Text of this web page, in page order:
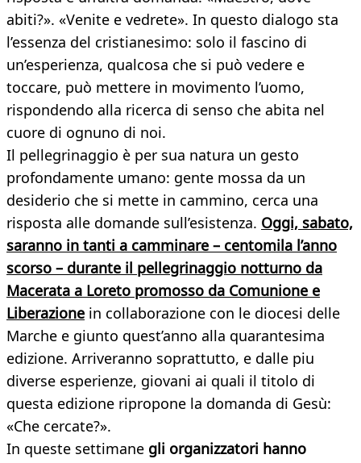
abiti?». «Venite e vedrete». In questo dialogo sta
l’essenza del cristianesimo: solo il fascino di
un’esperienza, qualcosa che si può vedere e
toccare, può mettere in movimento l’uomo,
rispondendo alla ricerca di senso che abita nel
cuore di ognuno di noi.
Il pellegrinaggio è per sua natura un gesto
profondamente umano: gente mossa da un
desiderio che si mette in cammino, cerca una
risposta alle domande sull’esistenza. Oggi, sabato,
saranno in tanti a camminare – centomila l’anno
scorso – durante il pellegrinaggio notturno da
Macerata a Loreto promosso da Comunione e
Liberazione in collaborazione con le diocesi delle
Marche e giunto quest’anno alla quarantesima
edizione. Arriveranno soprattutto, e dalle piu
diverse esperienze, giovani ai quali il titolo di
questa edizione ripropone la domanda di Gesù:
«Che cercate?».
In queste settimane gli organizzatori hanno